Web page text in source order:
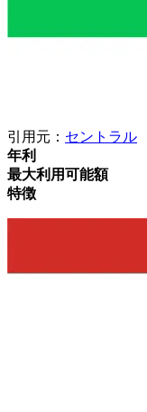
引用元： セントラル
年利
最大利用可能額
特徴